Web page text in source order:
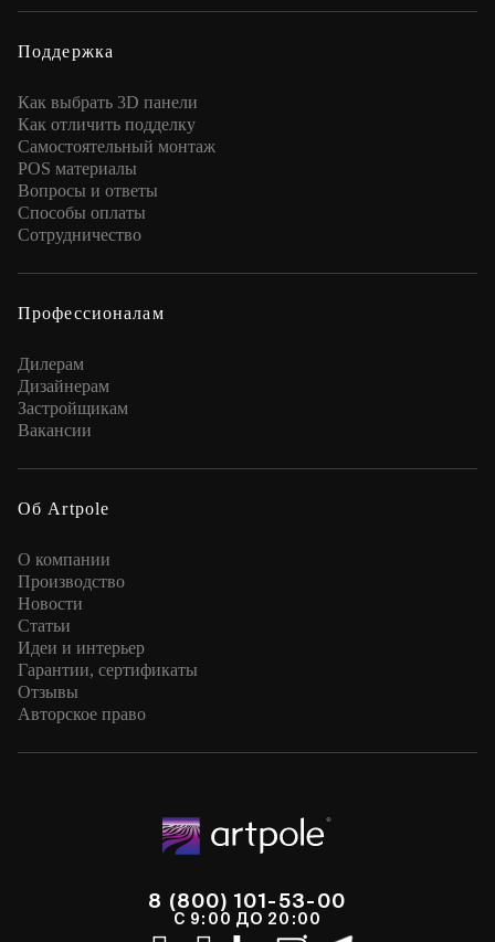
Поддержка
Как выбрать 3D панели
Как отличить подделку
Самостоятельный монтаж
POS материалы
Вопросы и ответы
Способы оплаты
Сотрудничество
Профессионалам
Дилерам
Дизайнерам
Застройщикам
Вакансии
Об Artpole
О компании
Производство
Новости
Статьи
Идеи и интерьер
Гарантии, сертификаты
Отзывы
Авторское право
8 (800) 101-53-00
С 9:00 ДО 20:00